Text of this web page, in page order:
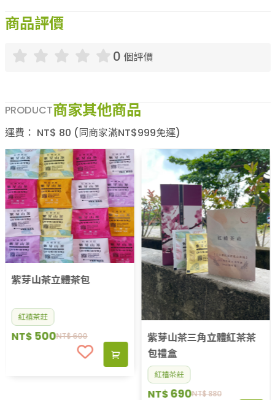
PRODUCT商家其他商品
運費：NT$80(同商家滿NT$ 999免運)
紅禧茶莊
600
紫芽山茶三角立體紅茶茶
包禮盒
紅禧茶莊